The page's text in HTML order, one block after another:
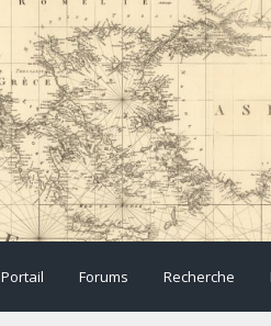
Portail Forums Recherche